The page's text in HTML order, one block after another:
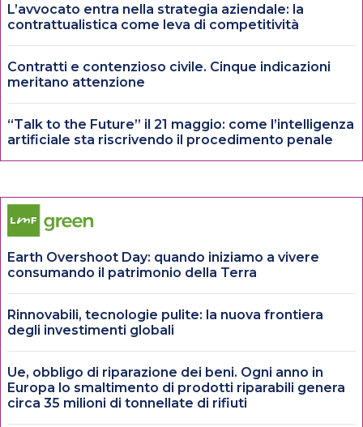
L’avvocato entra nella strategia aziendale: la
contrattualistica come leva di competitività
Contratti e contenzioso civile. Cinque indicazioni
meritano attenzione
“Talk to the Future” il 21 maggio: come l’intelligenza
artificiale sta riscrivendo il procedimento penale
Earth Overshoot Day: quando iniziamo a vivere
consumando il patrimonio della Terra
Rinnovabili, tecnologie pulite: la nuova frontiera
degli investimenti globali
Ue, obbligo di riparazione dei beni. Ogni anno in
Europa lo smaltimento di prodotti riparabili genera
circa 35 milioni di tonnellate di rifiuti